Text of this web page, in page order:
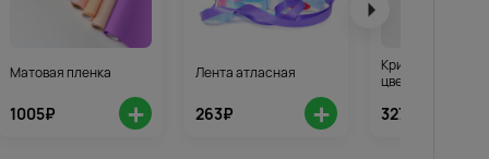
Матовая пленка
1005₽ +
Лента атласная
263₽ +
Кризал для
цветов 3шт.
327₽